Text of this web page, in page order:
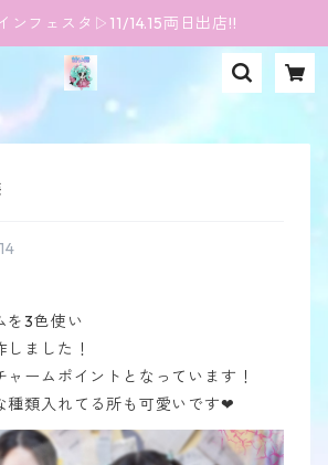
ンフェスタ▷11/14.15両日出店!!
を3色使い
ました！
ャームポイントとなっています！
種類入れてる所も可愛いです❤︎